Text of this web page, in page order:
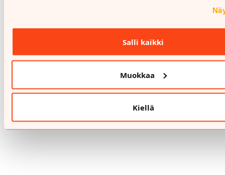
Salli kaikki
Muokkaa
Kiellä
TEMPUR BRAND STORE
TEMPUR® Comfort SmartCool